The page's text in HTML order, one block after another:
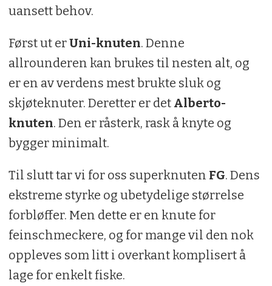
uansett behov.
Først ut erUni-knuten. Denne
allrounderen kan brukes til nesten alt, og
er en av verdens mest brukte sluk og
skjøteknuter. Deretter er det Alberto-
knuten. Den er råsterk, rask å knyte og
bygger minimalt.
Til slutt tar vi for oss superknuten FG. Dens
ekstreme styrke og ubetydelige størrelse
forbløffer. Men dette er en knute for
feinschmeckere, og for mange vil den nok
oppleves som litt i overkant komplisert å
lage for enkelt fiske.